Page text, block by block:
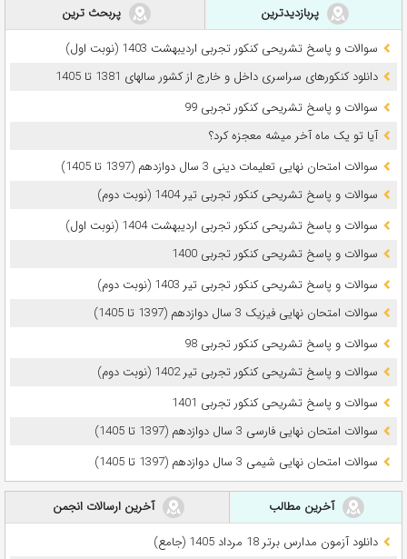
پربازدیدترین
پربحث ترین
سوالات و پاسخ تشریحی کنکور تجربی اردیبهشت 1403 (نوبت اول)
دانلود کنکورهای سراسری داخل و خارج از کشور سالهای 1381 تا 1405
سوالات و پاسخ تشریحی کنکور تجربی 99
آیا تو یک ماه آخر میشه معجزه کرد؟
سوالات امتحان نهایی تعلیمات دینی 3 سال دوازدهم (1397 تا 1405)
سوالات و پاسخ تشریحی کنکور تجربی تیر 1404 (نوبت دوم)
سوالات و پاسخ تشریحی کنکور تجربی اردیبهشت 1404 (نوبت اول)
سوالات و پاسخ تشریحی کنکور تجربی 1400
سوالات و پاسخ تشریحی کنکور تجربی تیر 1403 (نوبت دوم)
سوالات امتحان نهایی فیزیک 3 سال دوازدهم (1397 تا 1405)
سوالات و پاسخ تشریحی کنکور تجربی 98
سوالات و پاسخ تشریحی کنکور تجربی تیر 1402 (نوبت دوم)
سوالات و پاسخ تشریحی کنکور تجربی 1401
سوالات امتحان نهایی فارسی 3 سال دوازدهم (1397 تا 1405)
سوالات امتحان نهایی شیمی 3 سال دوازدهم (1397 تا 1405)
آخرین مطالب
آخرین ارسالات انجمن
دانلود آزمون مدارس برتر 18 مرداد 1405 (جامع)